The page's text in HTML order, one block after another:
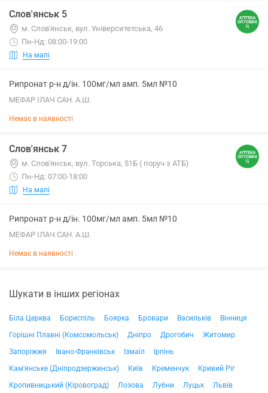
Слов'янськ 5
м. Слов'янськ, вул. Університетська, 46
Пн-Нд: 08:00-19:00
На мапі
Рипронат р-н д/ін. 100мг/мл амп. 5мл №10
МЕФАР ІЛАЧ САН. А.Ш.
Немає в наявності
Слов'янськ 7
м. Слов'янськ, вул. Торська, 51Б ( поруч з АТБ)
Пн-Нд: 07:00-18:00
На мапі
Рипронат р-н д/ін. 100мг/мл амп. 5мл №10
МЕФАР ІЛАЧ САН. А.Ш.
Немає в наявності
Шукати в інших регіонах
Біла Церква Бориспіль Боярка Бровари Васильків
Вінниця
Горішні Плавні (Комсомольськ)
Дніпро Дрогобич
Житомир
Запоріжжя
Івано-Франківськ Ізмаїл
Ірпінь
Кам'янське (Дніпродзержинськ)
Київ Кременчук
Кривий Ріг
Кропивницький (Кіровоград)
Лозова Лубни Луцьк
Львів